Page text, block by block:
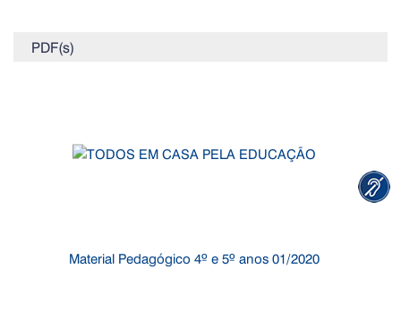
PDF(s)
Material Pedagógico 4º e 5º anos 01/2020